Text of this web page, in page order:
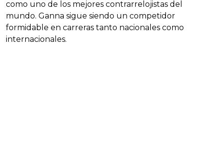
como uno de los mejores contrarrelojistas del
mundo. Ganna sigue siendo un competidor
formidable en carreras tanto nacionales como
internacionales.